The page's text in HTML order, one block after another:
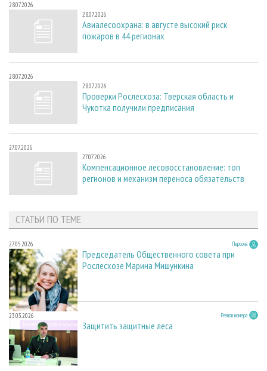
28.07.2026
28.07.2026
Авиалесоохрана: в августе высокий риск
пожаров в 44 регионах
28.07.2026
28.07.2026
Проверки Рослесхоза: Тверская область и
Чукотка получили предписания
27.07.2026
27.07.2026
Компенсационное лесовосстановление: топ
регионов и механизм переноса обязательств
СТАТЬИ ПО ТЕМЕ
27.05.2026 Персона
Председатель Общественного совета при
Рослесхозе Марина Мишункина
23.03.2026 Регион номера
Защитить защитные леса